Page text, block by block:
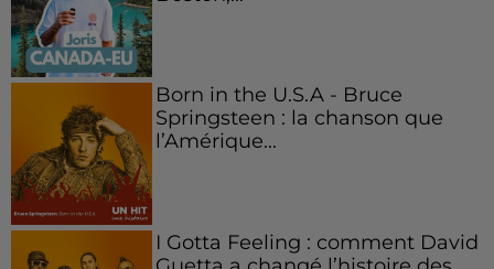
Born in the U.S.A - Bruce
Springsteen : la chanson que
l’Amérique...
I Gotta Feeling : comment David